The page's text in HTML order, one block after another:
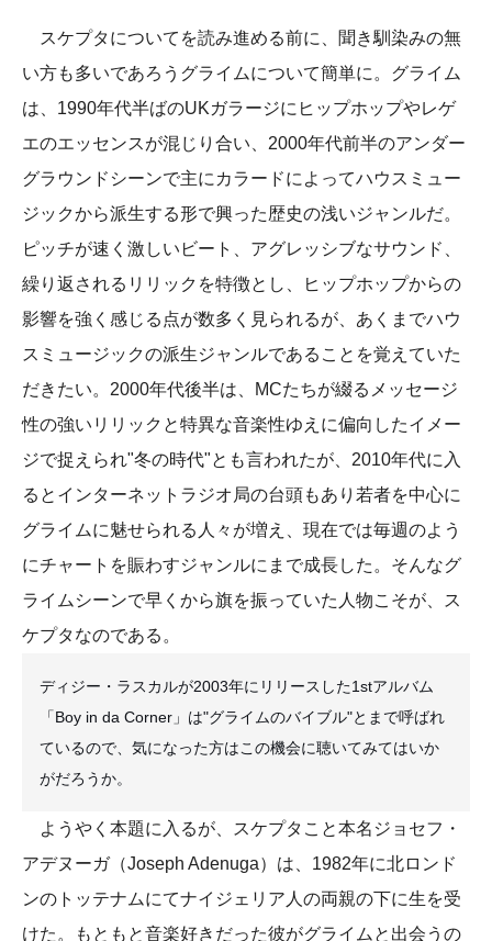
スケプタについてを読み進める前に、聞き馴染みの無
い方も多いであろうグライムについて簡単に。グライム
は、1990年代半ばのUKガラージにヒップホップやレゲ
エのエッセンスが混じり合い、2000年代前半のアンダー
グラウンドシーンで主にカラードによってハウスミュー
ジックから派生する形で興った歴史の浅いジャンルだ。
ピッチが速く激しいビート、アグレッシブなサウンド、
繰り返されるリリックを特徴とし、ヒップホップからの
影響を強く感じる点が数多く見られるが、あくまでハウ
スミュージックの派生ジャンルであることを覚えていた
だきたい。2000年代後半は、MCたちが綴るメッセージ
性の強いリリックと特異な音楽性ゆえに偏向したイメー
ジで捉えられ"冬の時代"とも言われたが、2010年代に入
るとインターネットラジオ局の台頭もあり若者を中心に
グライムに魅せられる人々が増え、現在では毎週のよう
にチャートを賑わすジャンルにまで成長した。そんなグ
ライムシーンで早くから旗を振っていた人物こそが、ス
ケプタなのである。
ディジー・ラスカルが2003年にリリースした1stアルバム
「Boy in da Corner」は"グライムのバイブル"とまで呼ばれ
ているので、気になった方はこの機会に聴いてみてはいか
がだろうか。
ようやく本題に入るが、スケプタこと本名ジョセフ・
アデヌーガ（Joseph Adenuga）は、1982年に北ロンド
ンのトッテナムにてナイジェリア人の両親の下に生を受
けた。もともと音楽好きだった彼がグライムと出会うの